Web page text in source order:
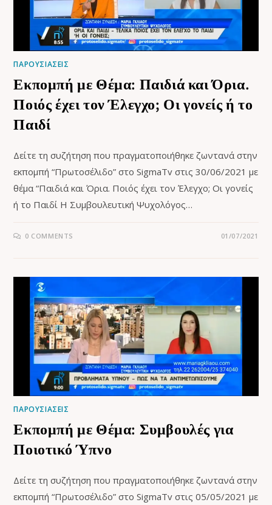
ΠΑΡΟΥΣΙΑΣΕΙΣ
Εκπομπή με Θέμα: Παιδιά και Όρια.
Ποιός έχει τον Έλεγχο; Οι γονείς ή το
Παιδί
Δείτε τη συζήτηση που πραγματοποιήθηκε ζωντανά στην
εκπομπή “Πρωτοσέλιδο” στο SigmaTv στις 30/06/2021 με
θέμα “Παιδιά και Όρια. Ποιός έχει τον Έλεγχο; Οι γονείς
ή το Παιδί Η Συμβουλευτική Ψυχολόγος…
0 COMMENTS 01/07/2021
ΠΑΡΟΥΣΙΑΣΕΙΣ
Εκπομπή με Θέμα: Συμβουλές για
Ποιοτικό Ύπνο
Δείτε τη συζήτηση που πραγματοποιήθηκε ζωντανά στην
εκπομπή “Πρωτοσέλιδο” στο SigmaTv στις 05/05/2021 με